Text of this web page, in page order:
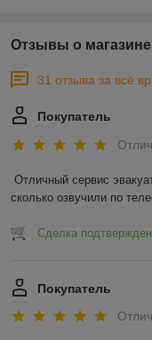
Отзывы о магазине
31 отзыва за всё
Покупатель
Отличный сервис
сколько озвучили по
Сделка
Покупатель